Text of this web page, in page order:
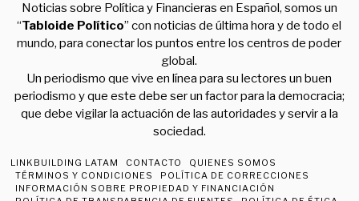
Noticias sobre Política y Financieras en Español, somos un
“Tabloide Político” con noticias de última hora y de todo el
mundo, para conectar los puntos entre los centros de poder
global.
Un periodismo que vive en línea para su lectores un buen
periodismo y que este debe ser un factor para la democracia;
que debe vigilar la actuación de las autoridades y servir a la
sociedad.
LINKBUILDING LATAM CONTACTO
QUIENES SOMOS
TÉRMINOS Y CONDICIONES
POLÍTICA DE CORRECCIONES
INFORMACIÓN SOBRE PROPIEDAD Y FINANCIACIÓN